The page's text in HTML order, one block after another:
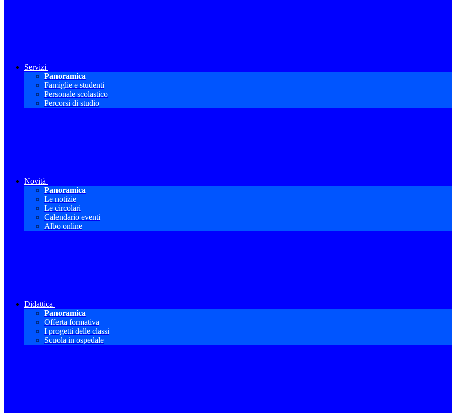
Servizi
Panoramica
Famiglie e studenti
Personale scolastico
Percorsi di studio
Novità
Panoramica
Le notizie
Le circolari
Calendario eventi
Albo online
Didattica
Panoramica
Offerta formativa
I progetti delle classi
Scuola in ospedale